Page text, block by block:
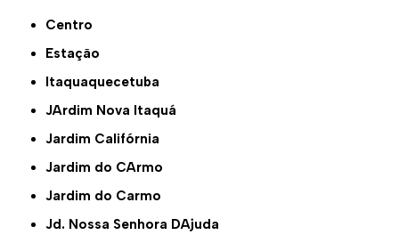
Centro
Estação
Itaquaquecetuba
JArdim Nova Itaquá
Jardim Califórnia
Jardim do CArmo
Jardim do Carmo
Jd. Nossa Senhora DAjuda